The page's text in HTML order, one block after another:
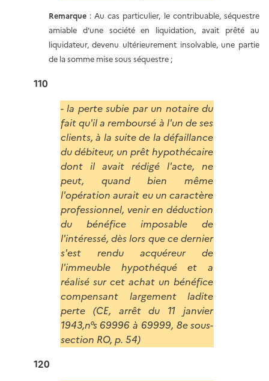
Remarque: Au cas particulier, le contribuable, séquestre
amiable d'une société en liquidation, avait prêté au
liquidateur, devenu ultérieurement insolvable, une partie
de la somme mise sous séquestre ;
110
- la perte subie par un notaire du
fait qu'il a remboursé à l'un de ses
clients, à la suite de la défaillance
du débiteur, un prêt hypothécaire
dont il avait rédigé l'acte, ne
peut, quand bien même
l'opération aurait eu un caractère
professionnel, venir en déduction
du bénéfice imposable de
l'intéressé, dès lors que ce dernier
s'est rendu acquéreur de
l'immeuble hypothéqué et a
réalisé sur cet achat un bénéfice
compensant largement ladite
perte (CE, arrêt du 11 janvier
1943,n°s 69996 à 69999, 8e sous-
section RO, p. 54)
120